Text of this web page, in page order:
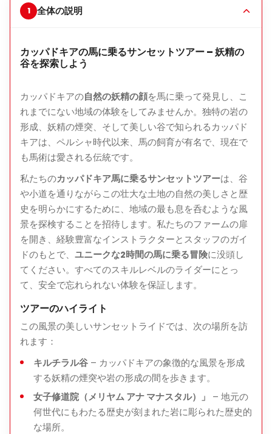
キリチラル谷を通って乗馬し、妖精の煙突や岩の形成を
楽しみます。
に刻まれた歴史的名所を訪れます。
バラ谷展望台 – 太陽が沈み始める頃、パノラマの景色や
写真を楽しむためのストップ。
キズルチュール（赤い谷）
– カッパドキアの最も象徴的
な風景の一つである鮮やかな赤い色合いの谷を探検しま
ウロウ川– 自然の美しさに囲まれた静かな小道を乗馬し
ます。
4. カルデレ谷の探検
カルデレ谷
を通り、緑豊かな景観と曲がりくねった道を
楽しみます。
乗馬中にガイドから地域の歴史や地質について学びます。
5. チャブシンの町近くの最終停止
魅力的な
夕日と周囲の谷の最後の写真のチャンス。
6. 馬の牧場への帰還
2時間の乗馬を終えた後、牧場に戻ります。
降りて、装備を返却します。
全体の説明
カッパドキアの馬に乗るサンセットツアー – 妖精の
谷を探索しよう
カッパドキアの自然の妖精の顔を馬に乗って発見し、こ
れまでにない地域の体験をしてみませんか。独特の岩の
形成、妖精の煙突、そして美しい谷で知られるカッパド
キアは、ペルシャ時代以来、馬の飼育が有名で、現在で
も馬術は愛される伝統です。
私たちのカッパドキア馬に乗るサンセットツアーは、谷
や小道を通りながらこの壮大な土地の自然の美しさと歴
史を明らかにするために、地域の最も息を呑むような風
景を探検することを招待します。私たちのファームの扉
を開き、経験豊富なインストラクターとスタッフのガイ
ドのもとで、 ユニークな2時間の馬に乗る冒険に没頭し
てください。すべてのスキルレベルのライダーにとっ
て、安全で忘れられない体験を保証します。
ツアーのハイライト
この風景の美しいサンセットライドでは、次の場所を訪
れます：
キルチラル谷 – カッパドキアの象徴的な風景を形成
する妖精の煙突や岩の形成の間を歩きます。
女子修道院（メリヤム アナ マナスタル）」
– 地元の
何世代にもわたる歴史が刻まれた岩に彫られた歴史的
な場所。